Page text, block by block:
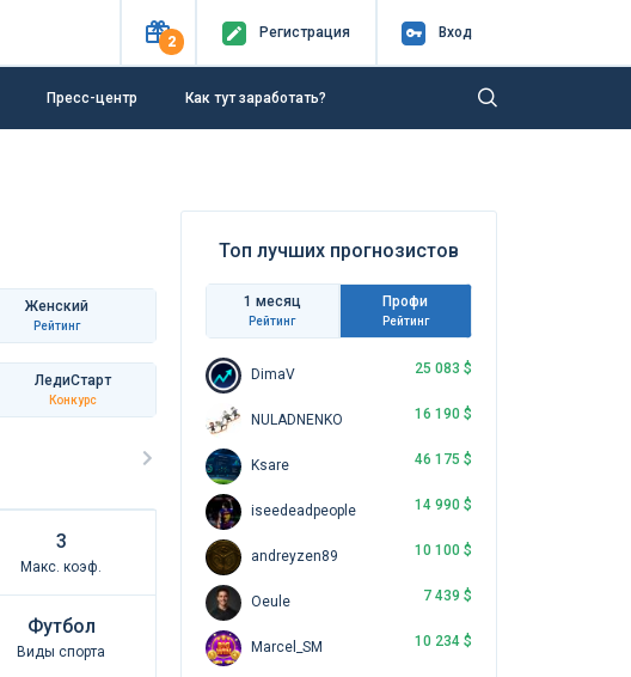
2
Регистрация Вход
Пресс-центр Как тут заработать?
Женский
Рейтинг
ЛедиСтарт
Конкурс
3
Макс. коэф.
Футбол
Виды спорта
Топ лучших прогнозистов
1 месяц
Рейтинг
Профи
Рейтинг
DimaV 25 083 $
NULADNENKO 16 190 $
Ksare 46 175 $
iseedeadpeople 14 990 $
andreyzen89 10 100 $
Oeule 7 439 $
Marcel_SM 10 234 $